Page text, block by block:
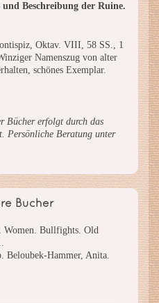
Beschreibung der Ruine.
Oktav. VIII, 58 SS., 1
Namenszug von alter
schönes Exemplar.
Bücher erfolgt durch das
Persönliche Beratung unter
Bücher
Women. Bullfights. Old
Beloubek-Hammer, Anita.